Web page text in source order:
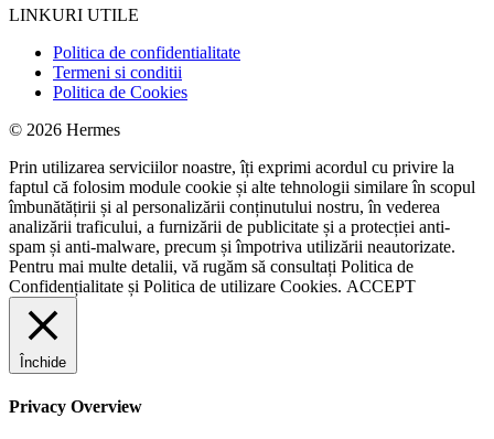
LINKURI UTILE
Politica de confidentialitate
Termeni si conditii
Politica de Cookies
© 2026 Hermes
Prin utilizarea serviciilor noastre, îți exprimi acordul cu privire la
faptul că folosim module cookie și alte tehnologii similare în scopul
îmbunătățirii și al personalizării conținutului nostru, în vederea
analizării traficului, a furnizării de publicitate și a protecției anti-
spam și anti-malware, precum și împotriva utilizării neautorizate.
Pentru mai multe detalii, vă rugăm să consultați Politica de
Confidențialitate și Politica de utilizare Cookies. ACCEPT
Închide
Privacy Overview